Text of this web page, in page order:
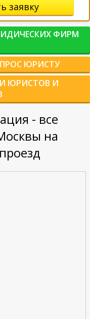
заявку
ФИРМ
ЮРИСТУ
ЮРИСТОВ И
- все
на